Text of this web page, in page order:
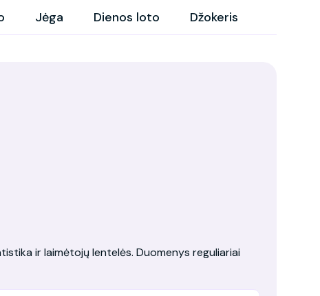
Jėga Dienos loto Džokeris
ir laimėtojų lentelės. Duomenys reguliariai